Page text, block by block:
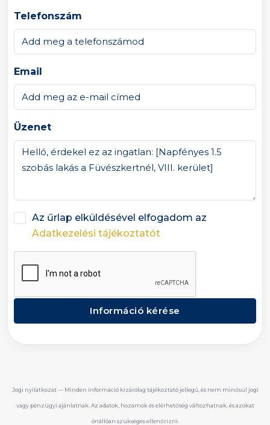
Telefonszám
Email
Üzenet
Az űrlap elküldésével elfogadom az
Adatkezelési tájékoztatót
Információ kérése
Jogi nyilatkozat — Minden információ kizárólag tájékoztató jellegű, és nem minősül jogi
vagy pénzügyi ajánlatnak. Az adatok, hozamok és elérhetőség változhatnak, és azokat
önállóan szükséges ellenőrizni.